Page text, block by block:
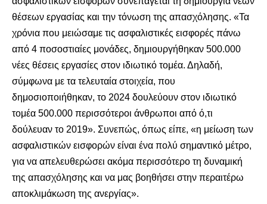
θέσεων εργασίας και την τόνωση της απασχόλησης. «Τα
χρόνια που μειώσαμε τις ασφαλιστικές εισφορές πάνω
από 4 ποσοστιαίες μονάδες, δημιουργήθηκαν 500.000
νέες θέσεις εργασίες στον ιδιωτικό τομέα. Δηλαδή,
σύμφωνα με τα τελευταία στοιχεία, που
δημοσιοποιήθηκαν, το 2024 δουλεύουν στον ιδιωτικό
τομέα 500.000 περισσότεροι άνθρωποι από ό,τι
δούλευαν το 2019». Συνεπώς, όπως είπε, «η μείωση των
ασφαλιστικών εισφορών είναι ένα πολύ σημαντικό μέτρο,
για να απελευθερώσει ακόμα περισσότερο τη δυναμική
της απασχόλησης και να μας βοηθήσει στην περαιτέρω
αποκλιμάκωση της ανεργίας».